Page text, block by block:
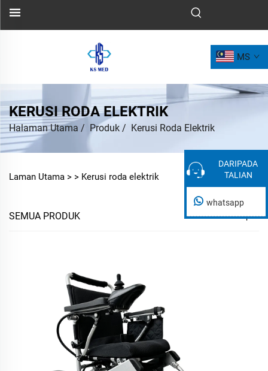
MS
KERUSI RODA ELEKTRIK
Halaman Utama / Produk / Kerusi Roda Elektrik
Laman Utama > > Kerusi roda elektrik
SEMUA PRODUK
DARIPADA
TALIAN
DARIPADA
TALIAN
whatsapp